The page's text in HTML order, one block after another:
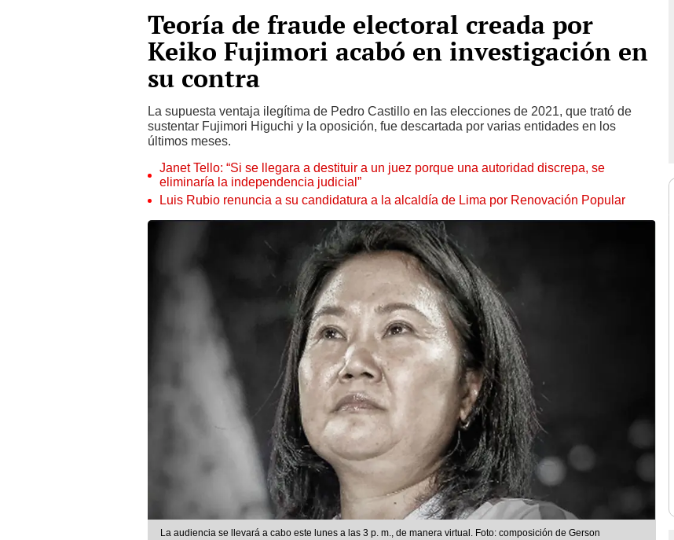
Teoría de fraude electoral creada por
Keiko Fujimori acabó en investigación en
su contra
La supuesta ventaja ilegítima de Pedro Castillo en las elecciones de 2021, que trató de
sustentar Fujimori Higuchi y la oposición, fue descartada por varias entidades en los
últimos meses.
Janet Tello: “Si se llegara a destituir a un juez porque una autoridad discrepa, se
eliminaría la independencia judicial”
Luis Rubio renuncia a su candidatura a la alcaldía de Lima por Renovación Popular
La audiencia se llevará a cabo este lunes a las 3 p. m., de manera virtual. Foto: composición de Gerson